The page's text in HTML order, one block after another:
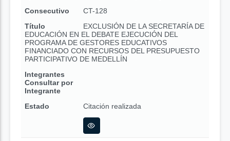
Consecutivo
CT-128
Título
EXCLUSIÓN DE LA SECRETARÍA DE
EDUCACIÓN EN EL DEBATE EJECUCIÓN DEL
PROGRAMA DE GESTORES EDUCATIVOS
FINANCIADO CON RECURSOS DEL PRESUPUESTO
PARTICIPATIVO DE MEDELLÍN
Integrantes
Consultar por
Integrante
Estado
Citación realizada